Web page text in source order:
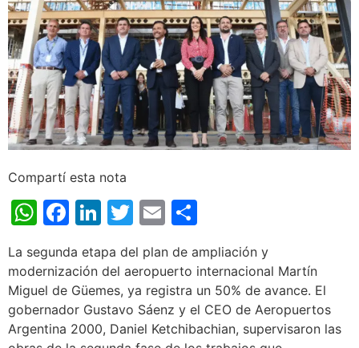
Compartí esta nota
WhatsApp
Facebook
LinkedIn
Twitter
Email
La segunda etapa del plan de ampliación y
modernización del aeropuerto internacional Martín
Miguel de Güemes, ya registra un 50% de avance. El
gobernador Gustavo Sáenz y el CEO de Aeropuertos
Argentina 2000, Daniel Ketchibachian, supervisaron las